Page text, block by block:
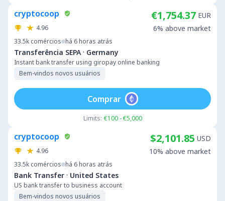
cryptocoop
4.96
33.5k comércios há 6 horas atrás
Transferência SEPA · Germany
Instant bank transfer using giropay online banking
Bem-vindos novos usuários
€1,754.37 EUR
6% above market
Limits: €100 - €5,000
Comprar
cryptocoop
4.96
33.5k comércios há 6 horas atrás
Bank Transfer · United States
US bank transfer to business account
Bem-vindos novos usuários
$2,101.85 USD
10% above market